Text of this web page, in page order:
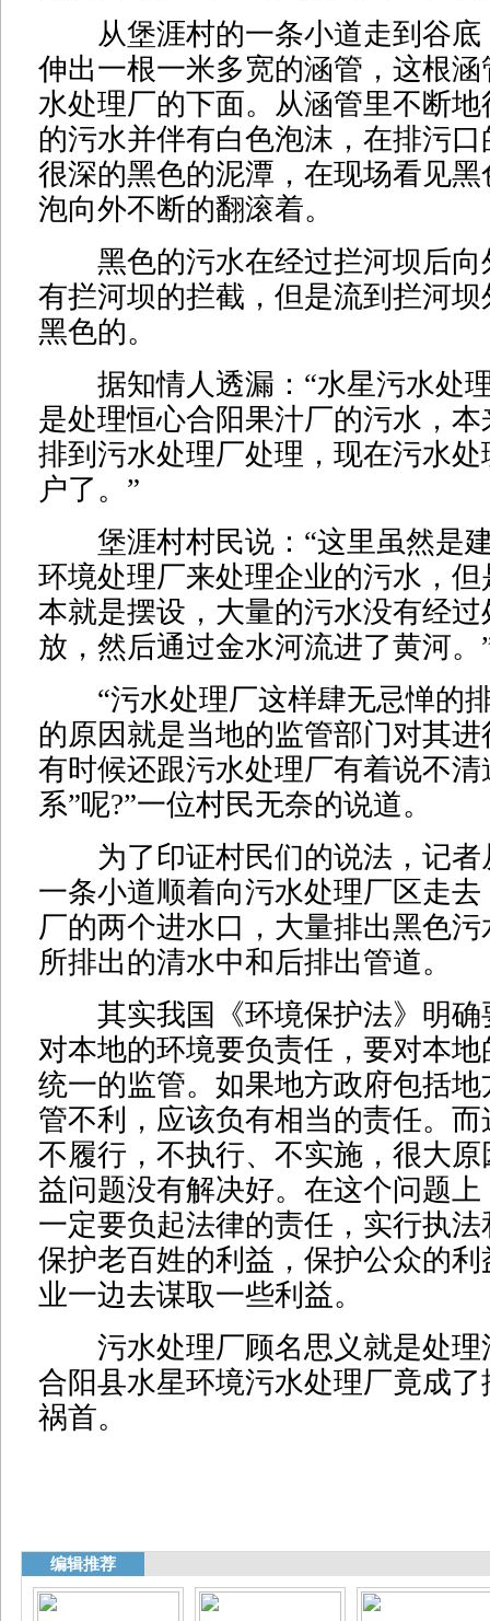
从堡涯村的一条小道走到谷底
伸出一根一米多宽的涵管，这根
水处理厂的下面。从涵管里不断
的污水并伴有白色泡沫，在排污
很深的黑色的泥潭，在现场看见
泡向外不断的翻滚着。
黑色的污水在经过拦河坝后向
有拦河坝的拦截，但是流到拦河
黑色的。
据知情人透漏：“水星污水处
是处理恒心合阳果汁厂的污水，
排到污水处理厂处理，现在污水
户了。”
堡涯村村民说：“这里虽然是
环境处理厂来处理企业的污水，
本就是摆设，大量的污水没有经
放，然后通过金水河流进了黄河。
“污水处理厂这样肆无忌惮的
的原因就是当地的监管部门对其
有时候还跟污水处理厂有着说不清
系”呢?”一位村民无奈的说道。
为了印证村民们的说法，记者
一条小道顺着向污水处理厂区走
厂的两个进水口，大量排出黑色
所排出的清水中和后排出管道。
其实我国《环境保护法》明确
对本地的环境要负责任，要对本
统一的监管。如果地方政府包括
管不利，应该负有相当的责任。
不履行，不执行、不实施，很大
益问题没有解决好。在这个问题
一定要负起法律的责任，实行执
保护老百姓的利益，保护公众的
业一边去谋取一些利益。
污水处理厂顾名思义就是处理
合阳县水星环境污水处理厂竟成
祸首。
编辑推荐